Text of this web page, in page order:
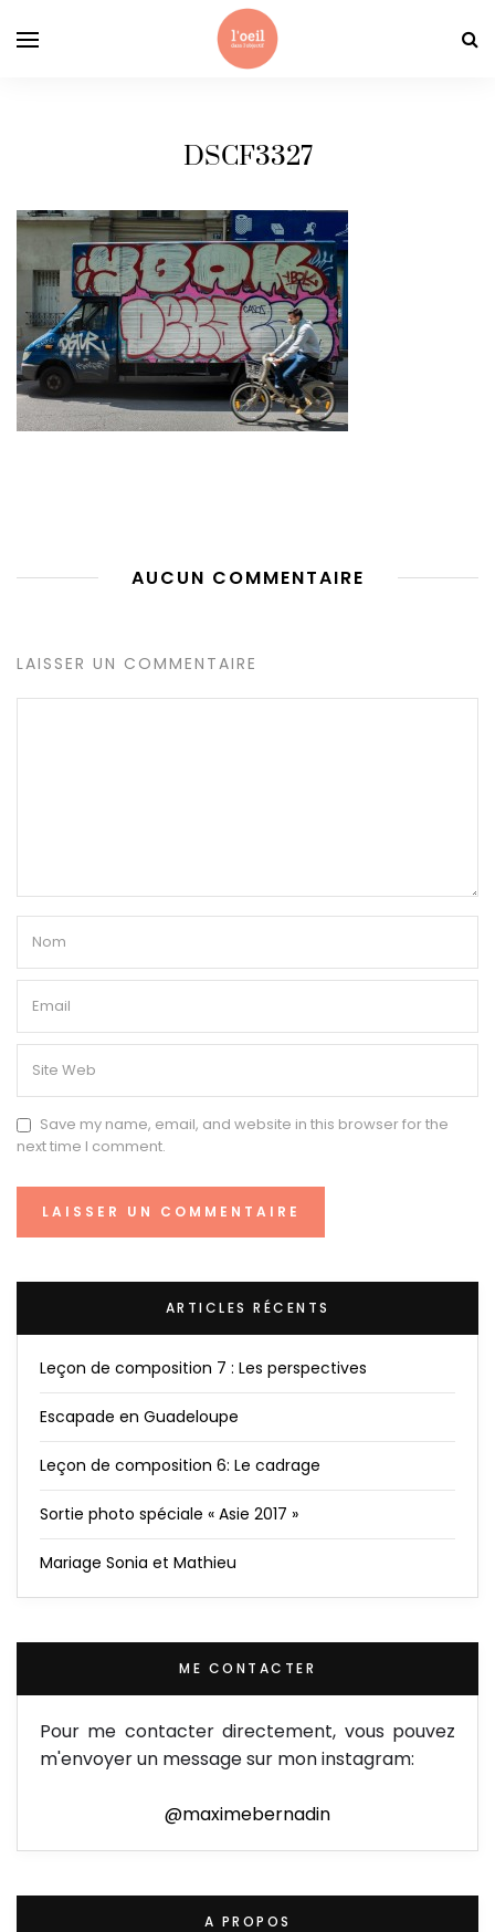
DSCF3327
AUCUN COMMENTAIRE
LAISSER UN COMMENTAIRE
Save my name, email, and website in this browser for the
next time I comment.
ARTICLES RÉCENTS
Leçon de composition 7 : Les perspectives
Escapade en Guadeloupe
Leçon de composition 6: Le cadrage
Sortie photo spéciale « Asie 2017 »
Mariage Sonia et Mathieu
ME CONTACTER
Pour me contacter directement, vous pouvez
m'envoyer un message sur mon instagram:
@maximebernadin
A PROPOS